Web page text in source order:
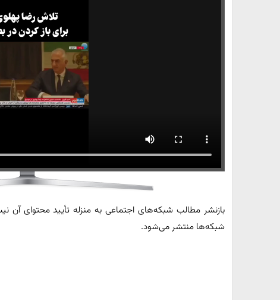
بازنشر مطالب شبکه‌های اجتماعی به منزله تأیید محتوای
شبکه‌ها منتشر می‌شود.